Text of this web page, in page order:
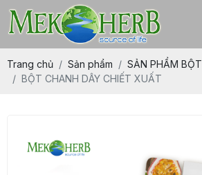
Trang chủ Sản phẩm SẢN PHẨM BỘT
BỘT CHANH DÂY CHIẾT XUẤT